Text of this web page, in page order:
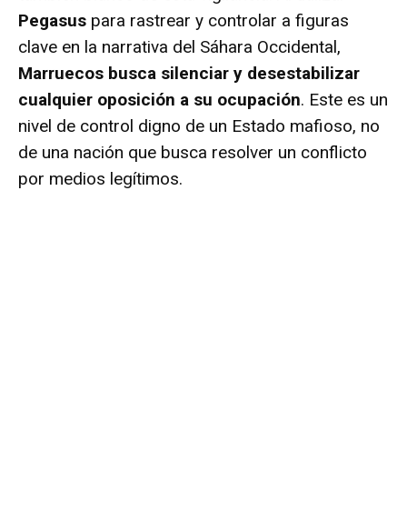
Pegasus para rastrear y controlar a figuras
clave en la narrativa del Sáhara Occidental,
Marruecos busca silenciar y desestabilizar
cualquier oposición a su ocupación. Este es un
nivel de control digno de un Estado mafioso, no
de una nación que busca resolver un conflicto
por medios legítimos.